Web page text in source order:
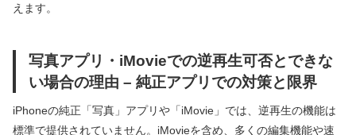
えます。
写真アプリ・iMovieでの逆再生可否とできな
い場合の理由 – 純正アプリでの対策と限界
iPhoneの純正「写真」アプリや「iMovie」では、逆再生の機能は
標準で提供されていません。iMovieを含め、多くの編集機能や速